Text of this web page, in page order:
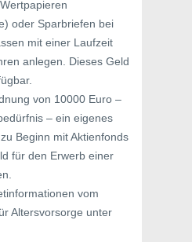
oder Sparbriefen bei
mit einer Laufzeit
anlegen. Dieses Geld
von 10000 Euro –
– ein eigenes
Beginn mit Aktienfonds
für den Erwerb einer
vom
Altersvorsorge unter